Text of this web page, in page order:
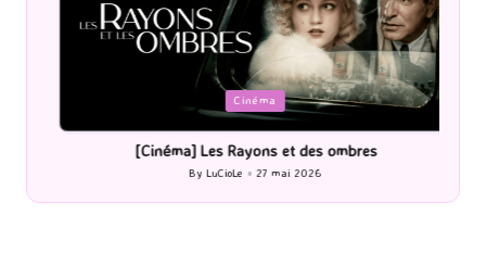
Cinéma
[Cinéma] Les Rayons et des ombres
Posted
by
ByLuCioLe 27 mai 2026